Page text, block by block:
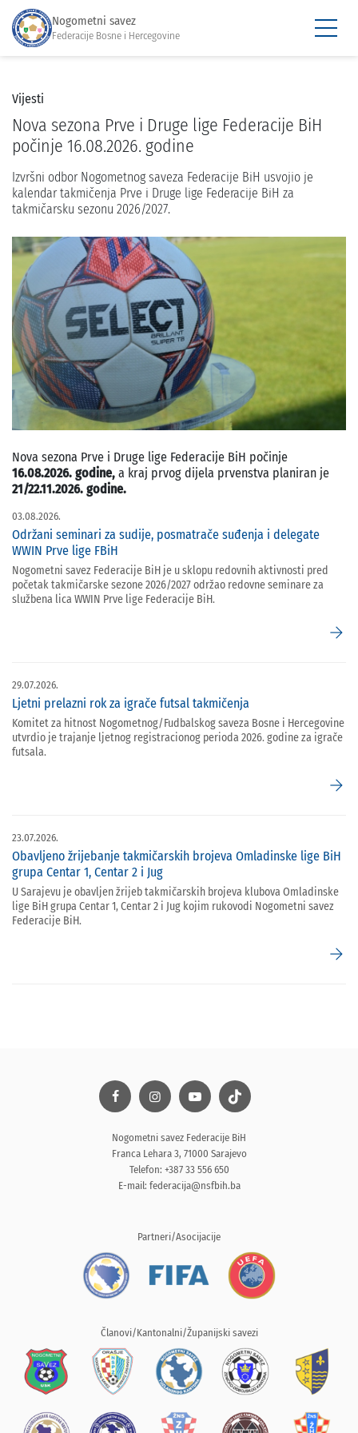
Nogometni savez
Federacije Bosne i Hercegovine
Vijesti
Nova sezona Prve i Druge lige Federacije BiH
počinje 16.08.2026. godine
Izvršni odbor Nogometnog saveza Federacije BiH usvojio je
kalendar takmičenja Prve i Druge lige Federacije BiH za
takmičarsku sezonu 2026/2027.
Nova sezona Prve i Druge lige Federacije BiH počinje
16.08.2026. godine, a kraj prvog dijela prvenstva planiran je
21/22.11.2026. godine.
03.08.2026.
Održani seminari za sudije, posmatrače suđenja i delegate
WWIN Prve lige FBiH
Nogometni savez Federacije BiH je u sklopu redovnih aktivnosti pred
početak takmičarske sezone 2026/2027 održao redovne seminare za
službena lica WWIN Prve lige Federacije BiH.
arrow_forward
29.07.2026.
Ljetni prelazni rok za igrače futsal takmičenja
Komitet za hitnost Nogometnog/Fudbalskog saveza Bosne i Hercegovine
utvrdio je trajanje ljetnog registracionog perioda 2026. godine za igrače
futsala.
arrow_forward
23.07.2026.
Obavljeno žrijebanje takmičarskih brojeva Omladinske lige BiH
grupa Centar 1, Centar 2 i Jug
U Sarajevu je obavljen žrijeb takmičarskih brojeva klubova Omladinske
lige BiH grupa Centar 1, Centar 2 i Jug kojim rukovodi Nogometni savez
Federacije BiH.
arrow_forward
Nogometni savez Federacije BiH
Franca Lehara 3, 71000 Sarajevo
Telefon: +387 33 556 650
E-mail: federacija@nsfbih.ba
Partneri/Asocijacije
Članovi/Kantonalni/Županijski savezi